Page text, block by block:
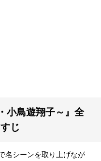
小鳥遊翔子～』全
じ
名シーンを取り上げなが